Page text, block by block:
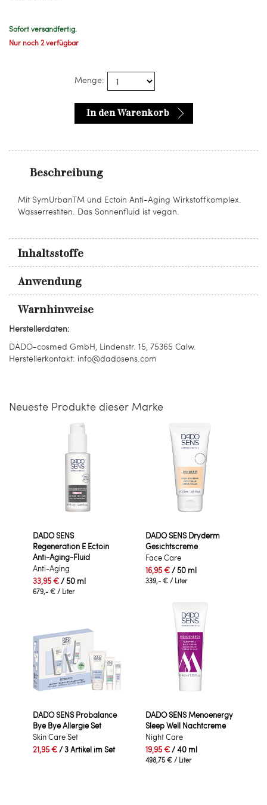
Sofort versandfertig.
Nur noch 2 verfügbar
Menge:
In den Warenkorb
Beschreibung
Mit SymUrbanTM und Ectoin Anti-Aging Wirkstoffkomplex.
Wasserrestiten. Das Sonnenfluid ist vegan.
Inhaltsstoffe
Anwendung
Warnhinweise
Herstellerdaten:
DADO-cosmed GmbH, Lindenstr. 15, 75365 Calw.
Herstellerkontakt: info@dadosens.com
Neueste Produkte dieser Marke
DADO SENS
Regeneration E Ectoin
Anti-Aging-Fluid
Anti-Aging
33,95 €/ 50 ml
679,- € / Liter
DADO SENS Dryderm
Gesichtscreme
Face Care
16,95 €/ 50 ml
339,- € / Liter
DADO SENS Probalance
Bye Bye Allergie Set
Skin Care Set
21,95 €/ 3 Artikel im Set
DADO SENS Menoenergy
Sleep Well Nachtcreme
Night Care
19,95 €/ 40 ml
498,75 € / Liter